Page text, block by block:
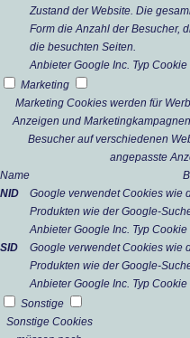
Zustand der Website. Die
Form die Anzahl der Besucher,
die besuchten Seiten.
Anbieter Google Inc. Typ Cookie
Marketing
Marketing Cookies werden für
Anzeigen und
Besucher auf verschiedenen
angepasste
Name
NID
Google verwendet Cookies wie
Produkten wie der Google-
Anbieter Google Inc. Typ Cookie
SID
Google verwendet Cookies wie
Produkten wie der Google-
Anbieter Google Inc. Typ Cookie
Sonstige
Sonstige Cookies